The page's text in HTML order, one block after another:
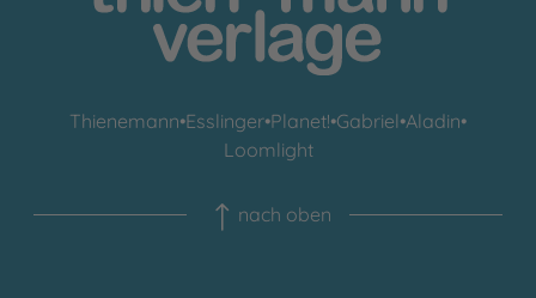
Thienemann•Esslinger•Planet!•Gabriel•Aladin•
Loomlight
nach oben